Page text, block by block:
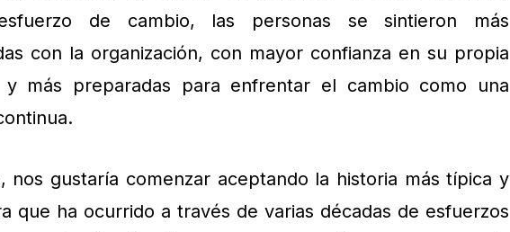
de cambio, las personas se sintieron más
con la organización, con mayor confianza en su propia
y más preparadas para enfrentar el cambio como una
nos gustaría comenzar aceptando la historia más típica y
que ha ocurrido a través de varias décadas de esfuerzos